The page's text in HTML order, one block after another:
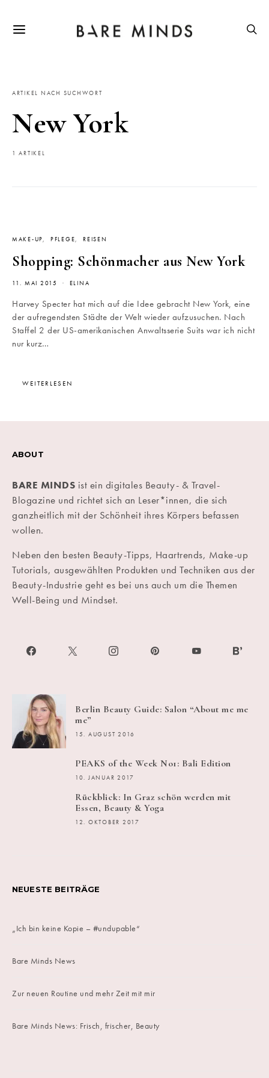
ARTIKEL NACH SUCHWORT
New York
1 ARTIKEL
MAKE-UP PFLEGE REISEN
Shopping: Schönmacher aus New York
11. MAI 2015 ELINA
Harvey Specter hat mich auf die Idee gebracht New York, eine
der aufregendsten Städte der Welt wieder aufzusuchen. Nach
Staffel 2 der US-amerikanischen Anwaltsserie Suits war ich nicht
nur kurz…
WEITERLESEN
ABOUT
BARE MINDS ist ein digitales Beauty- & Travel-
Blogazine und richtet sich an Leser*innen, die sich
ganzheitlich mit der Schönheit ihres Körpers befassen
wollen.
Neben den besten Beauty-Tipps, Haartrends, Make-up
Tutorials, ausgewählten Produkten und Techniken aus der
Beauty-Industrie geht es bei uns auch um die Themen
Well-Being und Mindset.
Berlin Beauty Guide: Salon “About me me
me”
15. AUGUST 2016
PEAKS of the Week No1: Bali Edition
10. JANUAR 2017
Rückblick: In Graz schön werden mit
Essen, Beauty & Yoga
12. OKTOBER 2017
NEUESTE BEITRÄGE
„Ich bin keine Kopie – #undupable“
Bare Minds News
Zur neuen Routine und mehr Zeit mit mir
Bare Minds News: Frisch, frischer, Beauty